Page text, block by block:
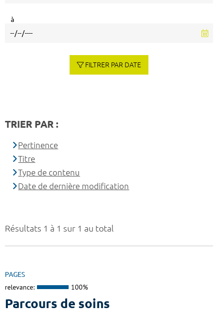
Résultats 1 à 1 sur 1 au total
PAGES
relevance: 100%
Parcours de soins
à
FILTRER PAR DATE
TRIER PAR :
Pertinence
Titre
Type de contenu
Date de dernière modification